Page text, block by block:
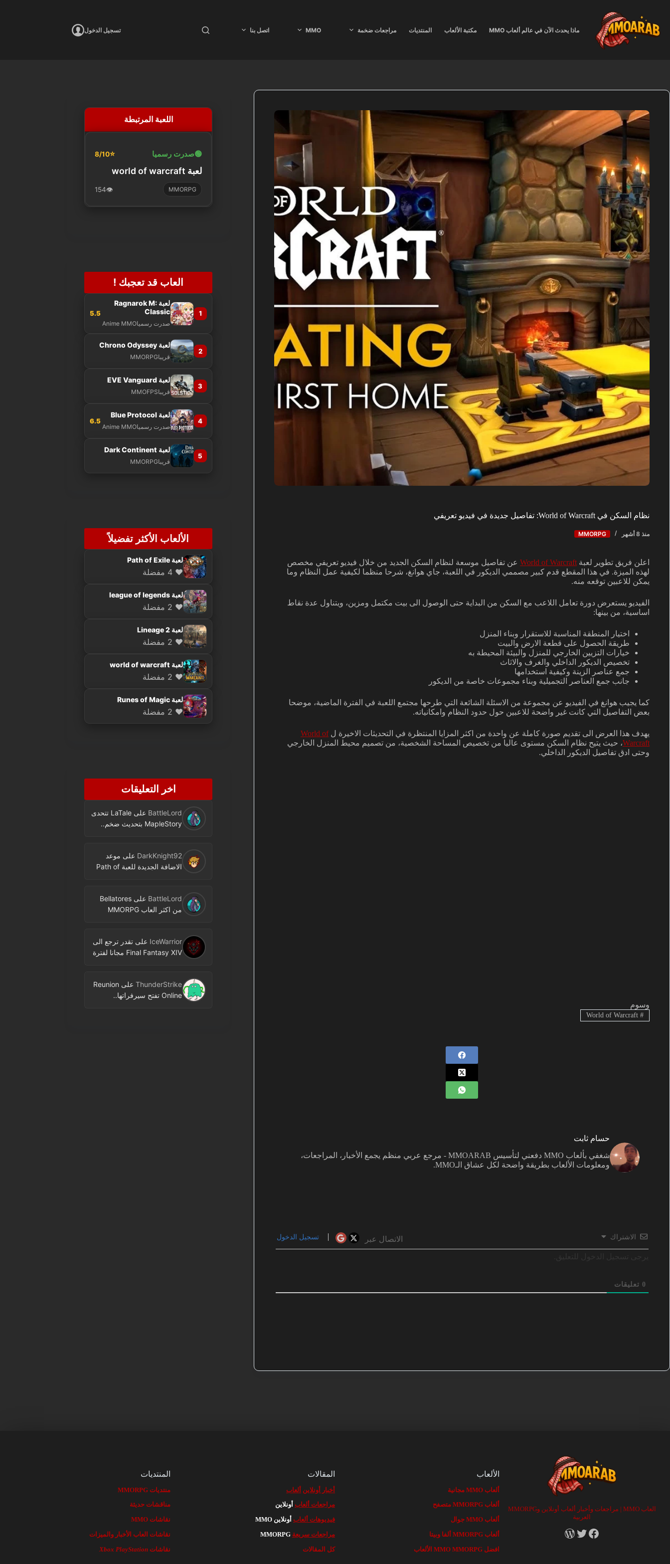
المحتوى
ماذا يحدث الآن في عالم ألعاب MMO مكتبة الألعاب المنتديات مراجعات ضخمة MMO اتصل بنا تسجيل الدخول
نظام السكن في World of Warcraft: تفاصيل جديدة في فيديو تعريفي
منذ 8 أشهر MMORPG
اعلن فريق تطوير لعبة World of Warcraft عن تفاصيل موسعة لنظام السكن الجديد من خلال فيديو تعريفي مخصص
لهذه الميزة. في هذا المقطع قدم كبير مصممي الديكور في اللعبة، جاي هوانغ، شرحا منظما لكيفية عمل النظام وما
يمكن للاعبين توقعه منه.
الفيديو يستعرض دورة تعامل اللاعب مع السكن من البداية حتى الوصول الى بيت مكتمل ومزين، ويتناول عدة نقاط
اساسية، من بينها:
اختيار المنطقة المناسبة للاستقرار وبناء المنزل
طريقة الحصول على قطعة الارض والبيت
خيارات التزيين الخارجي للمنزل والبيئة المحيطة به
تخصيص الديكور الداخلي والغرف والاثاث
جمع عناصر الزينة وكيفية استخدامها
جانب جمع العناصر التجميلية وبناء مجموعات خاصة من الديكور
كما يجيب هوانغ في الفيديو عن مجموعة من الاسئلة الشائعة التي طرحها مجتمع اللعبة في الفترة الماضية، موضحا
بعض التفاصيل التي كانت غير واضحة للاعبين حول حدود النظام وامكانياته.
يهدف هذا العرض الى تقديم صورة كاملة عن واحدة من اكثر المزايا المنتظرة في التحديثات الاخيرة لWorld of
Warcraft، حيث يتيح نظام السكن مستوى عاليا من تخصيص المساحة الشخصية، من تصميم محيط المنزل الخارجي
وحتى ادق تفاصيل الديكور الداخلي.
وسوم
#
World of Warcraft
حسام ثابت
شغفي بألعاب MMO دفعني لتأسيس MMOARAB - مرجع عربي منظم يجمع الأخبار، المراجعات،
ومعلومات الألعاب بطريقة واضحة لكل عشاق الـMMO.
الاشتراك الاتصال عبر تسجيل الدخول
0 تعليقات
اللعبة المرتبطة
🟢صدرت رسميا ⭐
8/10
لعبة world of warcraft
MMORPG
👁️
154
العاب قد تعجبك !
1
لعبة Ragnarok M:
Classic
صدرت رسمياAnime MMO
5.5
2
لعبة Chrono Odyssey
قريباMMORPG
3
لعبة EVE Vanguard
قريباMMOFPS
4
لعبة Blue Protocol
صدرت رسمياAnime MMO
6.5
5
لعبة Dark Continent
قريباMMORPG
الألعاب الأكثر تفضيلاً
لعبة Path of Exile
❤️ 4 مفضلة
لعبة league of legends
❤️ 2 مفضلة
لعبة Lineage 2
❤️ 2 مفضلة
لعبة world of warcraft
❤️ 2 مفضلة
لعبة Runes of Magic
❤️ 2 مفضلة
اخر التعليقات
BattleLord على
LaTale تتحدى
MapleStory بتحديث ضخم..
DarkKnight92 على موعد
الاضافة الجديدة للعبة Path of
BattleLord علىBellatores
من اكثر العاب MMORPG
النشر
IceWarrior علىتقدر ترجع الى
Final Fantasy XIV مجانا لفترة
ThunderStrike على Reunion
Online تفتح سيرفراتها..
العاب MMO | مراجعات وأخبار ألعاب أونلاين وMMORPG
العربية
Facebook
X
RSS
الألعاب
ألعاب MMO مجانية
ألعاب MMORPG متصفح
ألعاب MMO جوال
ألعاب MMORPG ألفا وبيتا
افضل MMO MMORPG الألعاب
المقالات
أخبار أونلاين ألعاب
مراجعات ألعاب أونلاين
فيديوهات ألعاب أونلاين MMO
مراجعات سريعة
كل المقالات
المنتديات
منتديات MMORPG
مناقشات حديثة
نقاشات MMO
نقاشات العاب الأخبار والميزات
نقاشات
Xbox PlayStation